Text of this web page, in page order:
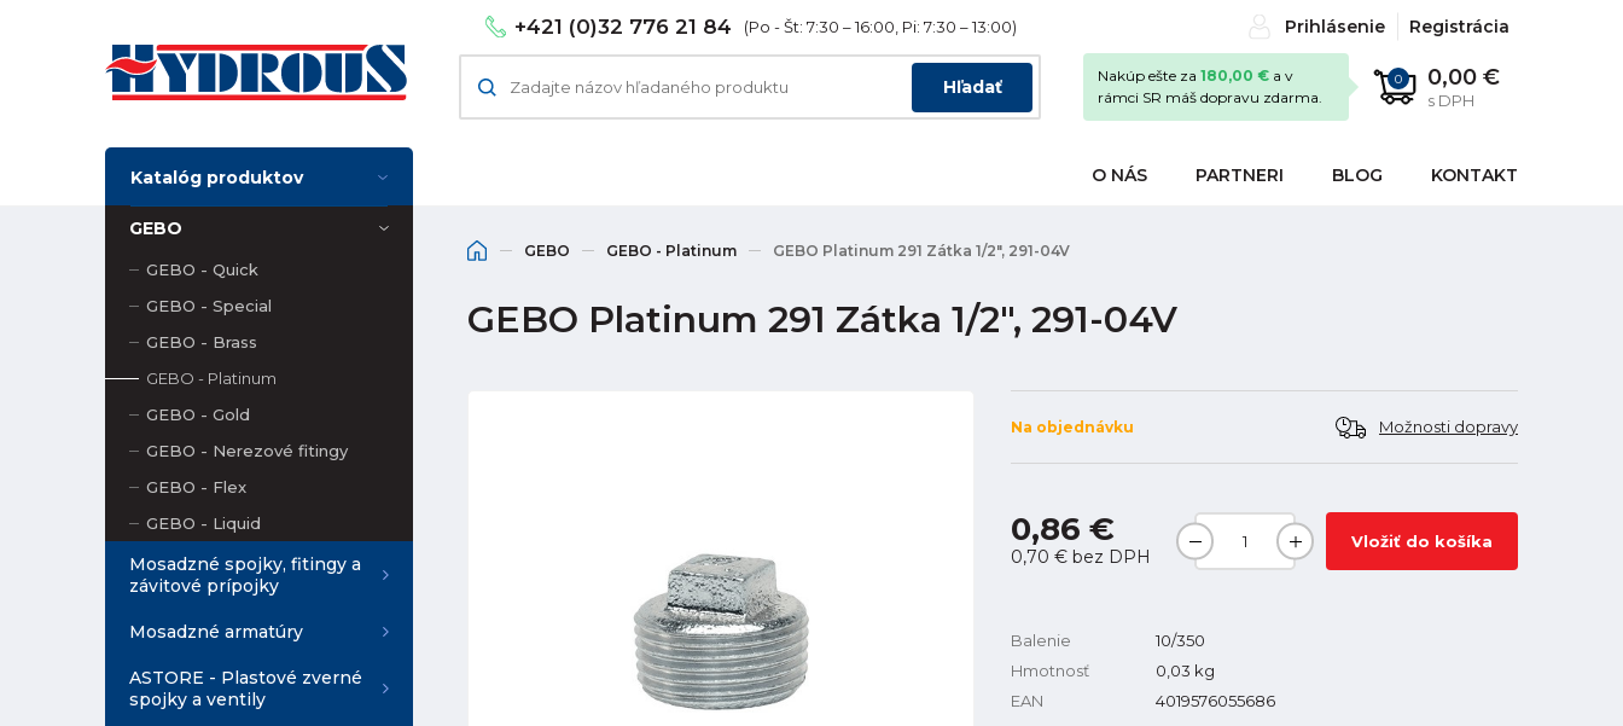
+421 (0)32 776 21 84 (Po - Št: 7:30 – 16:00, Pi: 7:30 – 13:00) Prihlásenie Registrácia
Hľadať 0 0,00 €
s DPH
Nakúp ešte za 180,00 € a v
rámci SR máš dopravu zdarma.
O NÁS PARTNERI BLOG KONTAKT
Katalóg produktov
GEBO
GEBO - Quick
GEBO - Special
GEBO - Brass
GEBO - Platinum
GEBO - Gold
GEBO - Nerezové fitingy
GEBO - Flex
GEBO - Liquid
Mosadzné spojky, fitingy a
závitové prípojky
Mosadzné armatúry
ASTORE - Plastové zverné
spojky a ventily
GEBO GEBO - Platinum GEBO Platinum 291 Zátka 1/2", 291-04V
GEBO Platinum 291 Zátka 1/2", 291-04V
Na objednávku Možnosti dopravy
0,86 €
0,70 € bez DPH
Vložiť do košíka
Balenie
10/350
Hmotnosť
0,03 kg
EAN
4019576055686